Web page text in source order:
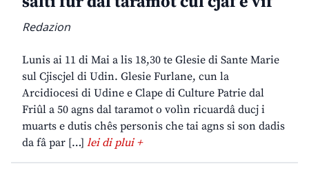
Redazion
Lunis ai 11 di Mai a lis 18,30 te Glesie di Sante Marie
sul Cjiscjel di Udin. Glesie Furlane, cun la
Arcidiocesi di Udine e Clape di Culture Patrie dal
Friûl a 50 agns dal taramot o volìn ricuardâ ducj i
muarts e dutis chês personis che tai agns si son dadis
da fâ par […] lei di plui +